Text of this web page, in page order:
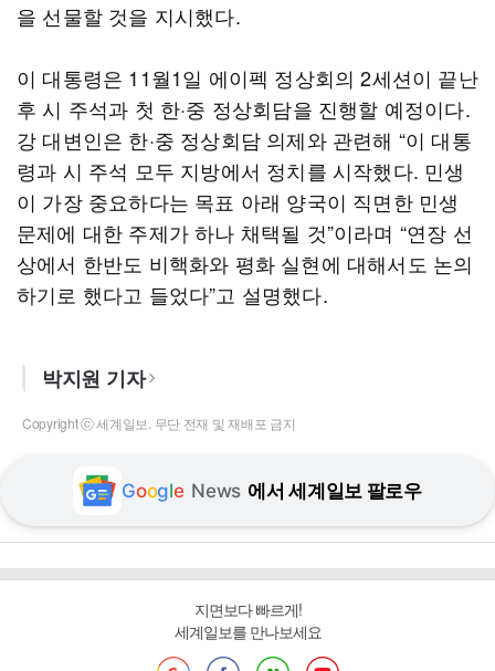
을 선물할 것을 지시했다.
이 대통령은 11월1일 에이펙 정상회의 2세션이 끝난
후 시 주석과 첫 한·중 정상회담을 진행할 예정이다.
강 대변인은 한·중 정상회담 의제와 관련해 “이 대통
령과 시 주석 모두 지방에서 정치를 시작했다. 민생
이 가장 중요하다는 목표 아래 양국이 직면한 민생
문제에 대한 주제가 하나 채택될 것”이라며 “연장 선
상에서 한반도 비핵화와 평화 실현에 대해서도 논의
하기로 했다고 들었다”고 설명했다.
박지원 기자
Copyright ⓒ 세계일보. 무단 전재 및 재배포 금지
Google News 에서 세계일보 팔로우
지면보다 빠르게!
세계일보를 만나보세요